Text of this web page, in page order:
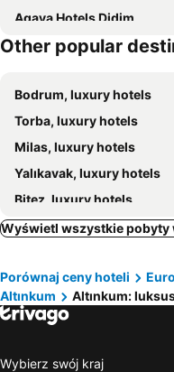
Agaya Hotels Didim
Yacht Club
Other popular
Bodrum, luxury hotels
Torba, luxury hotels
Milas, luxury hotels
Yalıkavak, luxury hotels
Bitez, luxury hotels
Pythagorion, luxury
Gumusluk, luxury hotels
Agia Marina, luxury
Bogazici, luxury hotels
Wyświetl wszystkie pobyty
Porównaj ceny hoteli
Altınkum
Altınkum:
Wybierz swój kraj